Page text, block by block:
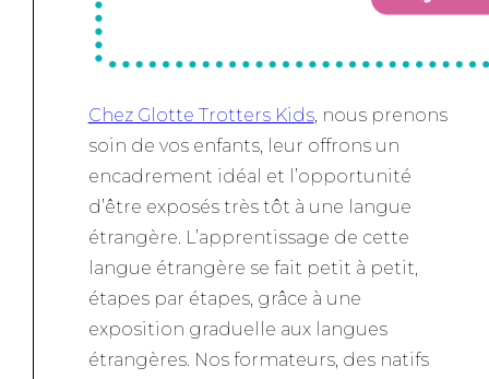
Chez Glotte Trotters Kids, nous prenons
soin de vos enfants, leur offrons un
encadrement idéal et l’opportunité
d’être exposés très tôt à une langue
étrangère. L’apprentissage de cette
langue étrangère se fait petit à petit,
étapes par étapes, grâce à une
exposition graduelle aux langues
étrangères. Nos formateurs, des natifs